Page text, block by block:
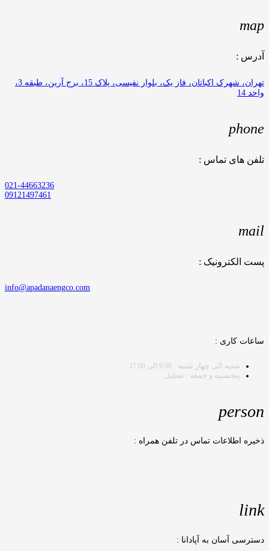
map
آدرس :
تهران، شهرک اکباتان، فاز یک، بلوار نفیسی، پلاک 15، برج آرین، طبقه 3،
واحد 14
phone
تلفن های تماس :
021-44663236
09121497461
mail
پست الکترونیک :
info@apadanaengco.com
ساعات کاری :
شنبه الی چهار شنبه : 9:00 الی 17:00
پنجشنبه و جمعه : تعطیل
person
ذخیره اطلاعات تماس در تلفن همراه :
link
دسترسی آسان به آپادانا :